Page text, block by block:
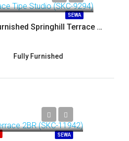
SEWA
Disewakan Fully Furnished Springhill Terrace Tipe Studio (SKC-9294)
Fully Furnished
SEWA